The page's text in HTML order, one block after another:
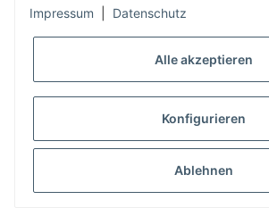
Alle Preise inklusive gesetzlicher Mwst.,
Servicekosten
Impressum Datenschutz
Alle akzeptieren
Konfigurieren
Ablehnen